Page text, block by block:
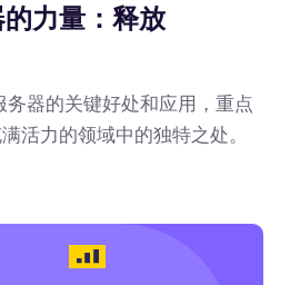
力量：释放
器的关键好处和应用，重点
活力的领域中的独特之处。